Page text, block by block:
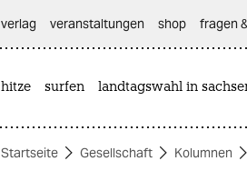
themen
verlag
veranstaltungen shop fragen
hitze surfen landtagswahl in
Startseite Gesellschaft Kolumnen